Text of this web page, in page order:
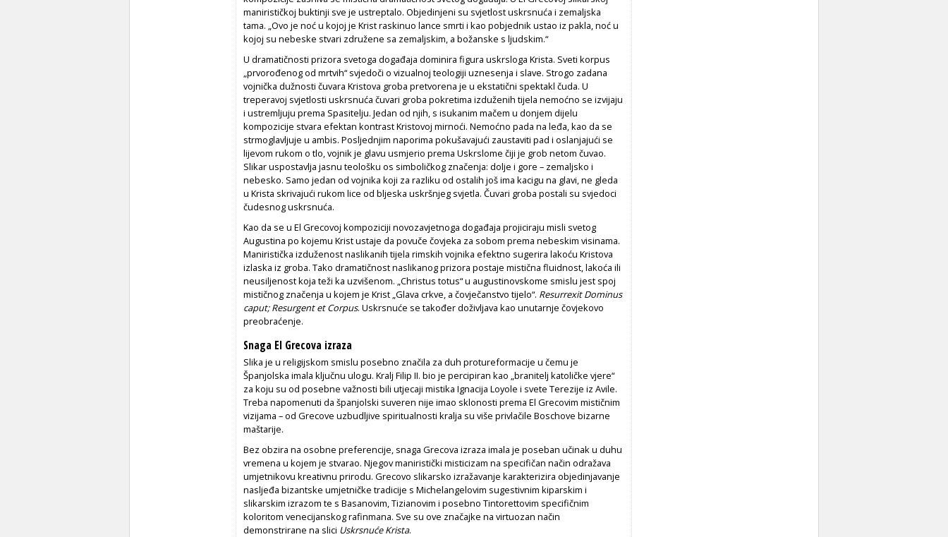
manirističkoj buktinji sve je ustreptalo. Objedinjeni su svjetlost uskrsnuća i zemaljska
tama. „Ovo je noć u kojoj je Krist raskinuo lance smrti i kao pobjednik ustao iz pakla, noć u
kojoj su nebeske stvari združene sa zemaljskim, a božanske s ljudskim.“
U dramatičnosti prizora svetoga događaja dominira figura uskrsloga Krista. Sveti korpus
„prvorođenog od mrtvih“ svjedoči o vizualnoj teologiji uznesenja i slave. Strogo zadana
vojnička dužnosti čuvara Kristova groba pretvorena je u ekstatični spektakl čuda. U
treperavoj svjetlosti uskrsnuća čuvari groba pokretima izduženih tijela nemoćno se izvijaju
i ustremljuju prema Spasitelju. Jedan od njih, s isukanim mačem u donjem dijelu
kompozicije stvara efektan kontrast Kristovoj mirnoći. Nemoćno pada na leđa, kao da se
strmoglavljuje u ambis. Posljednjim naporima pokušavajući zaustaviti pad i oslanjajući se
lijevom rukom o tlo, vojnik je glavu usmjerio prema Uskrslome čiji je grob netom čuvao.
Slikar uspostavlja jasnu teološku os simboličkog značenja: dolje i gore – zemaljsko i
nebesko. Samo jedan od vojnika koji za razliku od ostalih još ima kacigu na glavi, ne gleda
u Krista skrivajući rukom lice od bljeska uskršnjeg svjetla. Čuvari groba postali su svjedoci
čudesnog uskrsnuća.
Kao da se u El Grecovoj kompoziciji novozavjetnoga događaja projiciraju misli svetog
Augustina po kojemu Krist ustaje da povuče čovjeka za sobom prema nebeskim visinama.
Maniristička izduženost naslikanih tijela rimskih vojnika efektno sugerira lakoću Kristova
izlaska iz groba. Tako dramatičnost naslikanog prizora postaje mistična fluidnost, lakoća ili
neusiljenost koja teži ka uzvišenom. „Christus totus“ u augustinovskome smislu jest spoj
mističnog značenja u kojem je Krist „Glava crkve, a čovječanstvo tijelo“. ­ Resurrexit Dominus
caput; Resurgent et Corpus. Uskrsnuće se također doživljava kao unutarnje čovjekovo
preobraćenje.
Snaga El Grecova izraza
Slika je u religijskom smislu posebno značila za duh protureformacije u čemu je
Španjolska imala ključnu ulogu. Kralj Filip II. bio je percipiran kao „branitelj katoličke vjere“
za koju su od posebne važnosti bili utjecaji mistika Ignacija Loyole i svete Terezije iz Avile.
Treba napomenuti da španjolski suveren nije imao sklonosti prema El Grecovim mističnim
vizijama – od Grecove uzbudljive spiritualnosti kralja su više privlačile Boschove bizarne
maštarije.
Bez obzira na osobne preferencije, snaga Grecova izraza imala je poseban učinak u duhu
vremena u kojem je stvarao. Njegov maniristički misticizam na specifičan način odražava
umjetnikovu kreativnu prirodu. Grecovo slikarsko izražavanje karakterizira objedinjavanje
nasljeđa bizantske umjetničke tradicije s Michelangelovim sugestivnim kiparskim i
slikarskim izrazom te s Basanovim, Tizianovim i posebno Tintorettovim specifičnim
koloritom venecijanskog rafinmana. Sve su ove značajke na virtuozan način
demonstrirane na slici Uskrsnuće Krista.